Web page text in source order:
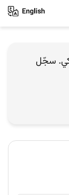
سجّل